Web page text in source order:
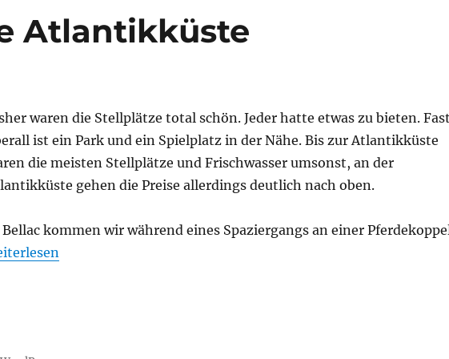
Atlantikküste
waren die Stellplätze total schön. Jeder hatte etwas zu bieten.
ist ein Park und ein Spielplatz in der Nähe. Bis zur Atlantikküste
die meisten Stellplätze und Frischwasser umsonst, an der
gehen die Preise allerdings deutlich nach oben.
kommen wir während eines Spaziergangs an einer
Atlantikküste“